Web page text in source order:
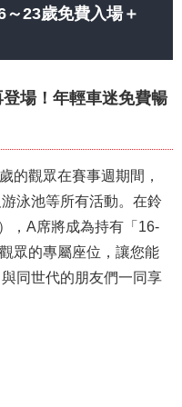
23歲免費入場＋
登場！年輕車迷免費暢
的觀眾在賽事週期間，
泳池等所有活動。在鈴
，A席將成為持有「16-
觀眾的專屬座位，讓您能
同世代的朋友們一同享